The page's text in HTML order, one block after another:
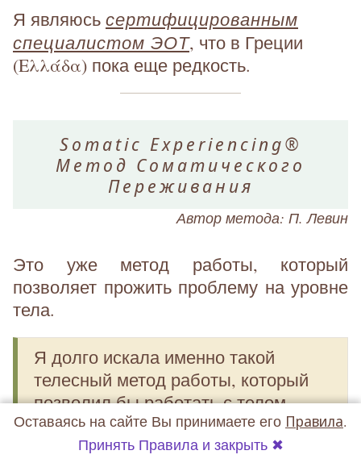
Я являюсь сертифицированным
специалистом ЭОТ, что в Греции
(Ελλάδα) пока еще редкость.
Somatic Experiencing®
Метод Соматического
Переживания
Автор метода: П. Левин
Это уже метод работы, который
позволяет прожить проблему на уровне
тела.
Я долго искала именно такой
телесный метод работы, который
позволил бы работать с телом
дистанционно. И Соматическая
Терапия израильской
Оставаясь на сайте Вы принимаете его Правила.
Принять Правила и закрыть ✖